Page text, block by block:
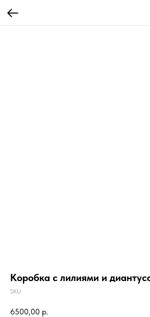
Коробка с лилиями и
SKU:
6500,00 р.